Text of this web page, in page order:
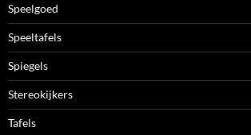
Speelgoed
Speeltafels
Spiegels
Stereokijkers
Tafels